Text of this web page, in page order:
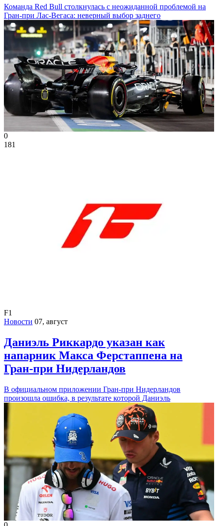
Команда Red Bull столкнулась с неожиданной проблемой на
Гран-при Лас-Вегаса: неверный выбор заднего
0
181
F1
Новости 07, август
Даниэль Риккардо указан как
напарник Макса Ферстаппена на
Гран-при Нидерландов
В официальном приложении Гран-при Нидерландов
произошла ошибка, в результате которой Даниэль